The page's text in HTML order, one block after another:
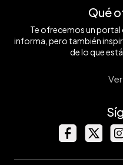
Qué
Te ofrecemos un
informa, pero también
de lo que